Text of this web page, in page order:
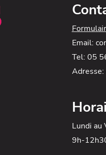
Email:
Tel: 05
Lundi au
9h-